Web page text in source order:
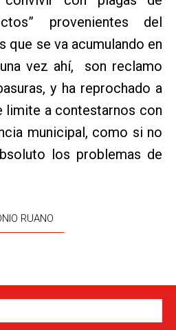
provenientes del
que se va acumulando en
vez ahí, son reclamo
y ha reprochado a
limite a contestarnos con
municipal, como si no
los problemas de
RUANO